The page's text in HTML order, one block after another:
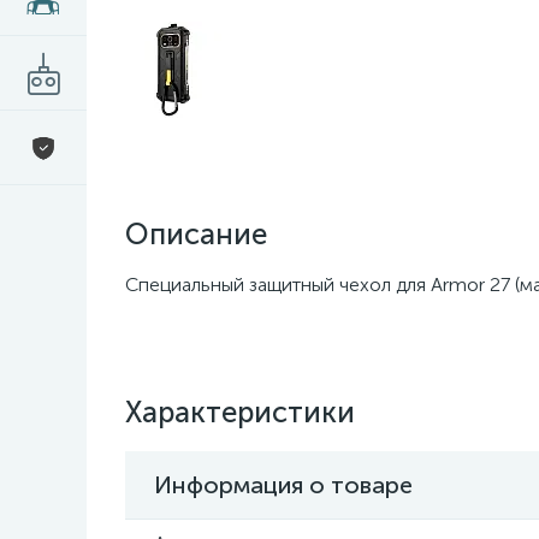
Описание
Специальный защитный чехол для Armor 27
Характеристики
Информация о товаре